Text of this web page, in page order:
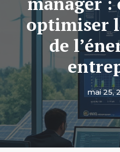
optimiser
de
mai 25,